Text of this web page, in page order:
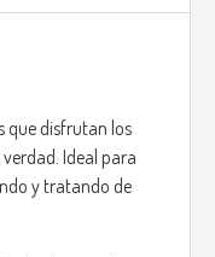
que disfrutan los
Ideal para
y tratando de